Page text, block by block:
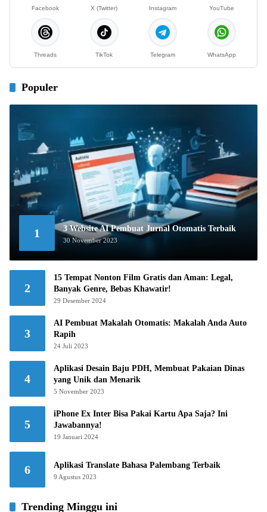
Facebook X (Twitter) Instagram YouTube
Threads TikTok Telegram WhatsApp
Populer
1 3 Website AI Pembuat Jurnal Otomatis Terbaik
30 November 2023
2
15 Tempat Nonton Film Gratis dan Aman: Legal,
Banyak Genre, Bebas Khawatir!
29 Desember 2024
3
AI Pembuat Makalah Otomatis: Makalah Anda Auto
Rapih
24 Juli 2023
4
Aplikasi Desain Baju PDH, Membuat Pakaian Dinas
yang Unik dan Menarik
5 November 2023
5
iPhone Ex Inter Bisa Pakai Kartu Apa Saja? Ini
Jawabannya!
19 Januari 2024
6 Aplikasi Translate Bahasa Palembang Terbaik
9 Agustus 2023
Trending Minggu ini